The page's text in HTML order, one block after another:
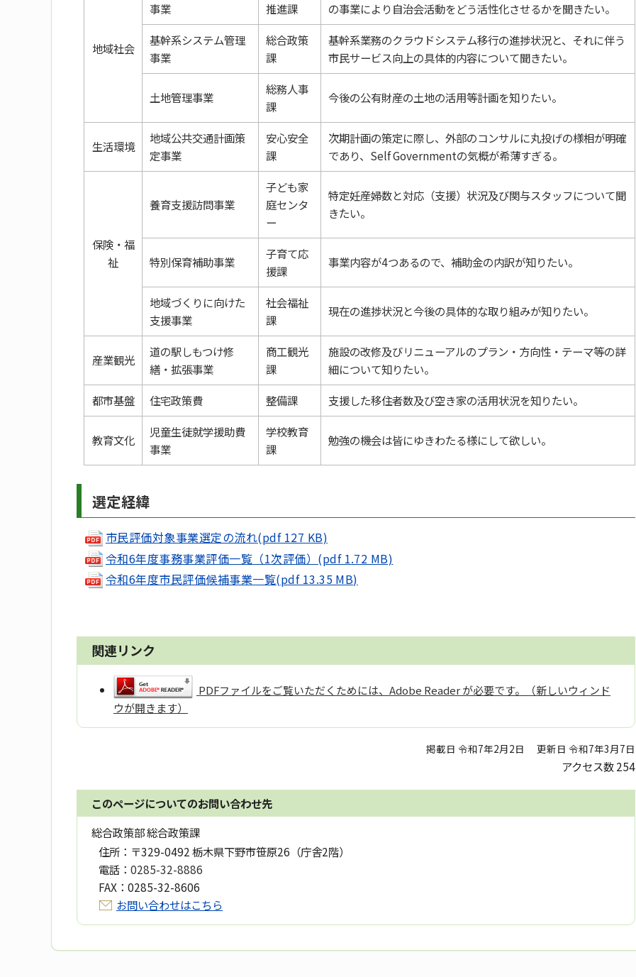
地域社会
事業
推進課
の事業により自治会活動をどう活性化させるかを聞きたい。
基幹系システム管理
事業
総合政策
課
基幹系業務のクラウドシステム移行の進捗状況と、それに伴う
市民サービス向上の具体的内容について聞きたい。
土地管理事業
総務人事
課
今後の公有財産の土地の活用等計画を知りたい。
生活環境
地域公共交通計画策
定事業
安心安全
課
次期計画の策定に際し、外部のコンサルに丸投げの様相が明確
であり、Self Governmentの気概が希薄すぎる。
保険・福
祉
養育支援訪問事業
子ども家
庭センタ
ー
特定妊産婦数と対応（支援）状況及び関与スタッフについて聞
きたい。
特別保育補助事業
子育て応
援課
事業内容が4つあるので、補助金の内訳が知りたい。
地域づくりに向けた
支援事業
社会福祉
課
現在の進捗状況と今後の具体的な取り組みが知りたい。
産業観光
道の駅しもつけ修
繕・拡張事業
商工観光
課
施設の改修及びリニューアルのプラン・方向性・テーマ等の詳
細について知りたい。
都市基盤
住宅政策費 整備課 支援した移住者数及び空き家の活用状況を知りたい。
教育文化
児童生徒就学援助費
事業
学校教育
課
勉強の機会は皆にゆきわたる様にして欲しい。
選定経緯
市民評価対象事業選定の流れ(pdf 127 KB)
令和6年度事務事業評価一覧（1次評価）(pdf 1.72 MB)
令和6年度市民評価候補事業一覧(pdf 13.35 MB)
関連リンク
PDFファイルをご覧いただくためには、Adobe Reader が必要です。（新しいウィンド
ウが開きます）
掲載日 令和7年2月2日 更新日 令和7年3月7日
アクセス数254
このページについてのお問い合わせ先
総合政策部 総合政策課
住所： 〒329-0492 栃木県下野市笹原26（庁舎2階）
電話： 0285-32-8886
FAX： 0285-32-8606
お問い合わせはこちら